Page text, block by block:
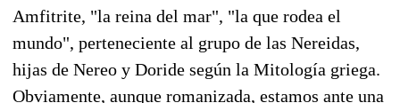
Amfitrite, "la reina del mar", "la que rodea el
mundo", perteneciente al grupo de las Nereidas,
hijas de Nereo y Doride según la Mitología griega.
Obviamente, aunque romanizada, estamos ante una